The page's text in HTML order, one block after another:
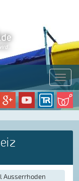
Menü
Ausserrhoden